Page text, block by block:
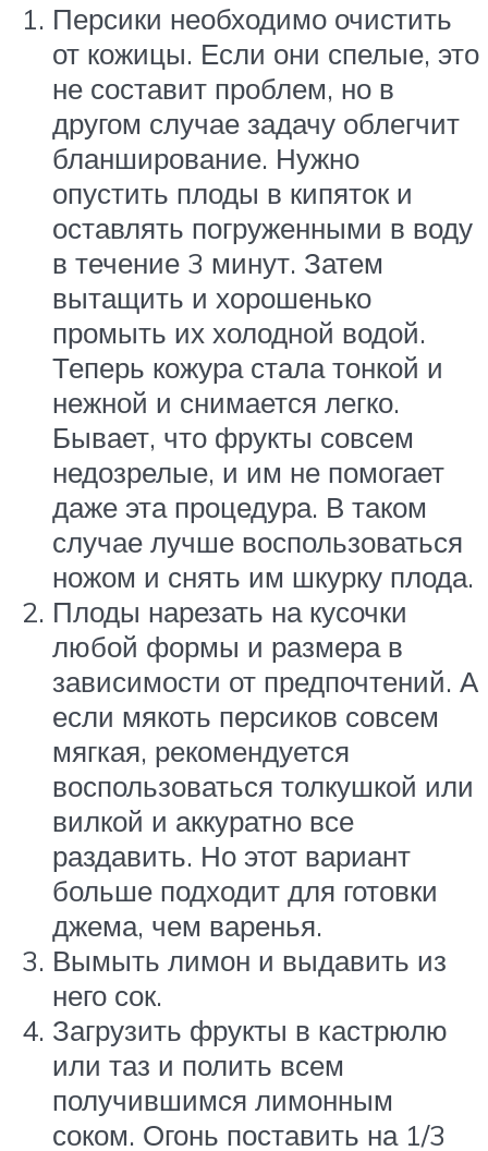
Персики необходимо очистить
от кожицы. Если они спелые, это
не составит проблем, но в
другом случае задачу облегчит
бланширование. Нужно
опустить плоды в кипяток и
оставлять погруженными в воду
в течение 3 минут. Затем
вытащить и хорошенько
промыть их холодной водой.
Теперь кожура стала тонкой и
нежной и снимается легко.
Бывает, что фрукты совсем
недозрелые, и им не помогает
даже эта процедура. В таком
случае лучше воспользоваться
ножом и снять им шкурку плода.
Плоды нарезать на кусочки
любой формы и размера в
зависимости от предпочтений. А
если мякоть персиков совсем
мягкая, рекомендуется
воспользоваться толкушкой или
вилкой и аккуратно все
раздавить. Но этот вариант
больше подходит для готовки
джема, чем варенья.
Вымыть лимон и выдавить из
него сок.
Загрузить фрукты в кастрюлю
или таз и полить всем
получившимся лимонным
соком. Огонь поставить на 1/3